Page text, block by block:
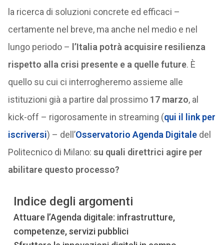
la ricerca di soluzioni concrete ed efficaci –
certamente nel breve, ma anche nel medio e nel
lungo periodo – l’Italia potrà acquisire resilienza
rispetto alla crisi presente e a quelle future. È
quello su cui ci interrogheremo assieme alle
istituzioni già a partire dal prossimo 17 marzo, al
kick-off – rigorosamente in streaming (qui il link per
iscriversi) – dell’Osservatorio Agenda Digitaledel
Politecnico di Milano: su quali direttrici agire per
abilitare questo processo?
Indice degli argomenti
Attuare l’Agenda digitale: infrastrutture,
competenze, servizi pubblici